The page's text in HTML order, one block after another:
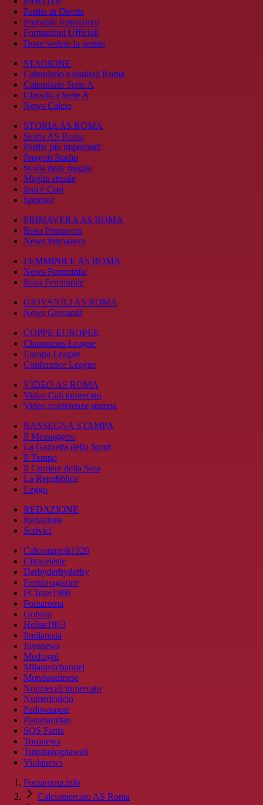
Partite in Diretta
Probabili formazioni
Formazioni Ufficiali
Dove vedere la partita
STAGIONE
Calendario e risultati Roma
Calendario Serie A
Classifica Serie A
News Calcio
STORIA AS ROMA
Storia AS Roma
Partite più importanti
Progetti Stadio
Storia delle maglie
Maglia attuale
Inni e Cori
Sponsor
PRIMAVERA AS ROMA
Rosa Primavera
News Primavera
FEMMINILE AS ROMA
News Femminile
Rosa Femminile
GIOVANILI AS ROMA
News Giovanili
COPPE EUROPEE
Champions League
Europa League
Conference League
VIDEO AS ROMA
Video Calciomercato
Video conferenze stampa
RASSEGNA STAMPA
Il Messaggero
La Gazzetta dello Sport
Il Tempo
Il Corriere della Sera
La Repubblica
Leggo
REDAZIONE
Redazione
Scrivici
Calcionapoli1926
Cittaceleste
Derbyderbyderby
Fantamagazine
FCInter1908
Forzaroma
Golssip
Hellas1903
Ilmilanista
Juvenews
Mediagol
Milanistichannel
Mondoudinese
Notiziecalciomercato
Numericalcio
Padovasport
Pianetamilan
SOS Fanta
Toronews
Tuttobolognaweb
Violanews
Forzaroma.info
Calciomercato AS Roma